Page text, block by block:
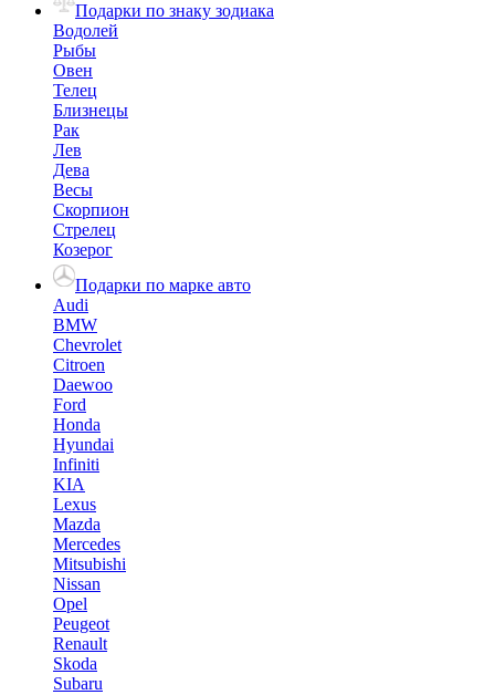
Подарки по знаку зодиака
Водолей
Рыбы
Овен
Телец
Близнецы
Рак
Лев
Дева
Весы
Скорпион
Стрелец
Козерог
Подарки по марке авто
Audi
BMW
Chevrolet
Citroen
Daewoo
Ford
Honda
Hyundai
Infiniti
KIA
Lexus
Mazda
Mercedes
Mitsubishi
Nissan
Opel
Peugeot
Renault
Skoda
Subaru